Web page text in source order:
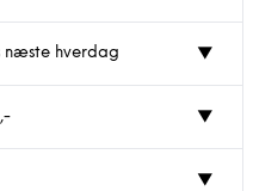
næste hverdag ▼
▼
▼